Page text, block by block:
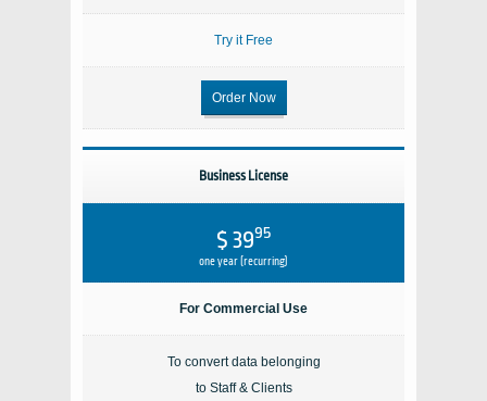
Try it Free
Order Now
Business License
$ 3995
one year (recurring)
For Commercial Use
To convert data belonging
to Staff & Clients